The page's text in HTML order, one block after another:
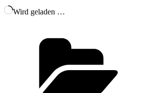
Wird geladen …